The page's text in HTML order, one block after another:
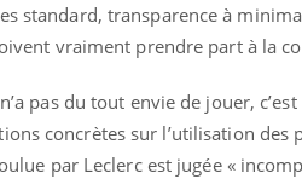
standard, transparence à
vraiment prendre part à la
pas du tout envie de jouer,
concrètes sur l’utilisation des
par Leclerc est jugée «